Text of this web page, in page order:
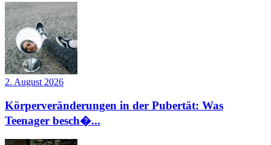
2. August 2026
Körperveränderungen in der Pubertät: Was
Teenager besch�...